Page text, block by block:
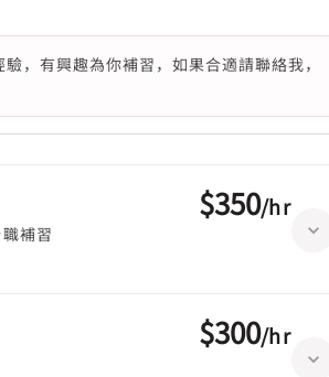
，有興趣為你補習，如果合適請聯絡我，
補習
$350/hr
$300/hr